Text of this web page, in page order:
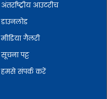
अंतर्राष्ट्रीय आउटरीच
डाउनलोड
मीडिया गैलरी
सूचना पट्ट
हमसे संपर्क करें